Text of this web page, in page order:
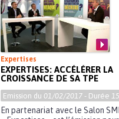
Expertises
EXPERTISES: ACCÉLÉRER LA
CROISSANCE DE SA TPE
Emission du 01/02/2017 - Durée
En partenariat avec le Salon